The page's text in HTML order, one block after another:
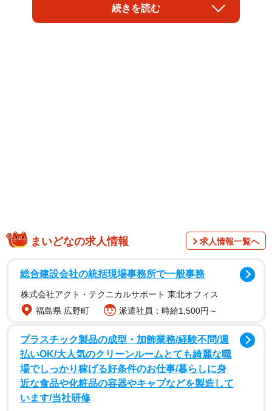
続きを読む
まいどなの求人情報 求人情報一覧へ
総合建設会社の統括現場事務所で一般事務
株式会社アクト・テクニカルサポート 東北オフィス
福島県 広野町
派遣社員：時給1,500円～
プラスチック製品の成型・加飾業務/経験不問/週
払いOK/大人気のクリーンルームとても綺麗な職
場でしっかり稼げる好条件のお仕事/暮らしに身
近な食品や化粧品の容器やキャプなどを製造して
います/当社研修